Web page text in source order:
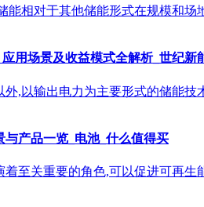
能相对于其他储能形式在规模和
用场景及收益模式全解析_世纪新
,以输出电力为主要形式的储能技
产品一览_电池_什么值得买
着至关重要的角色,可以促进可再